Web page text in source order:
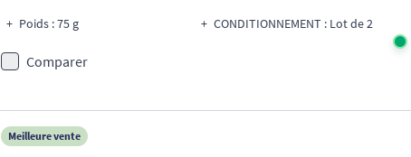
Poids : 75 g CONDITIONNEMENT : Lot de 2
Comparer
Meilleure vente